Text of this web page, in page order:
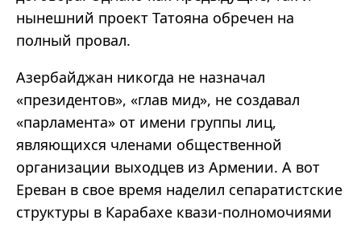
нынешний проект Татояна обречен на
полный провал.
Азербайджан никогда не назначал
«президентов», «глав мид», не создавал
«парламента» от имени группы лиц,
являющихся членами общественной
организации выходцев из Армении. А вот
Ереван в свое время наделил сепаратистские
структуры в Карабахе квази-полномочиями